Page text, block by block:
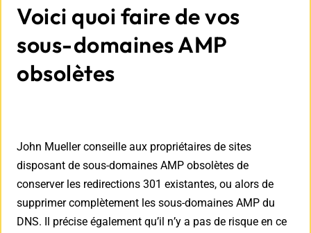
Voici quoi faire de vos
sous-domaines AMP
obsolètes
John Mueller conseille aux propriétaires de sites
disposant de sous-domaines AMP obsolètes de
conserver les redirections 301 existantes, ou alors de
supprimer complètement les sous-domaines AMP du
DNS. Il précise également qu’il n’y a pas de risque en ce